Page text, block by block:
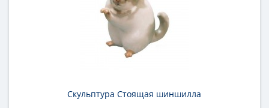
Скульптура Стоящая шиншилла